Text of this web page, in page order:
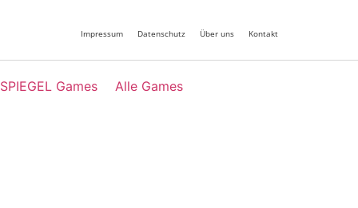
Impressum Datenschutz Über uns Kontakt
SPIEGEL Games Alle Games